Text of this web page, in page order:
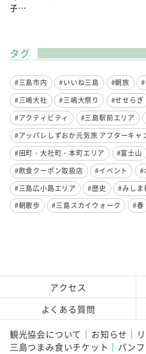
子…
タグ
#三島市内 #いいね三島 #朝旅
#三嶋大社
#三嶋大祭り #せせらぎ
#アクティビティ
#三島駅前エリア
#アッパレしずおか元気旅 アフターキャ
#田町・大社町・本町エリア
#富士山
#飲食クーポン取扱店
#イベント #
#三島広小路エリア
#歴史 #みしま
#朝散歩
#三島スカイウォーク #春
アクセス
よくある質問
観光協会について お知らせ
三島つまみ食いチケット
パン